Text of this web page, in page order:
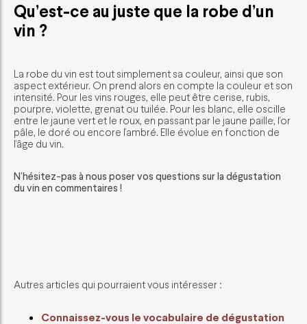
Qu’est-ce au juste que la robe d’un
vin ?
La robe du vin est tout simplement sa couleur, ainsi que son
aspect extérieur. On prend alors en compte la couleur et son
intensité. Pour les vins rouges, elle peut être cerise, rubis,
pourpre, violette, grenat ou tuilée. Pour les blanc, elle oscille
entre le jaune vert et le roux, en passant par le jaune paille, l’or
pâle, le doré ou encore l’ambré. Elle évolue en fonction de
l’âge du vin.
N’hésitez-pas à nous poser vos questions sur la dégustation
du vin en commentaires !
Autres articles qui pourraient vous intéresser :
Connaissez-vous le vocabulaire de dégustation